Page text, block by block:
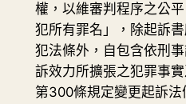
權，以維審判程序之公
犯所有罪名」，除起訴
犯法條外，自包含依刑
訴效力所擴張之犯罪事
第300條規定變更起訴